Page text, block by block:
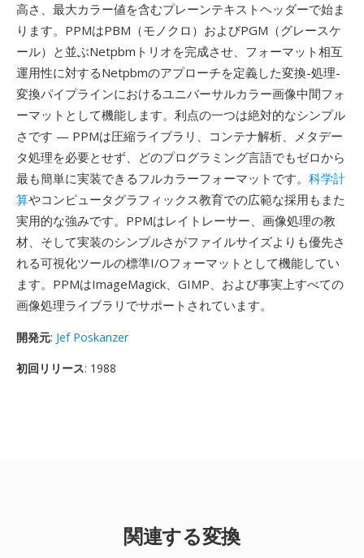
高さ、最大カラー値を含むプレーンテキストヘッダーで始ま
ります。PPMはPBM（モノクロ）およびPGM（グレースケ
ール）と並ぶNetpbmトリオを完成させ、フォーマット相互
運用性に対するNetpbmのアプローチを定義した変換-処理-
変換パイプラインにおけるユニバーサルカラー画像中間フォ
ーマットとして機能します。利点の一つは絶対的なシンプル
さです — PPMは圧縮ライブラリ、コンテナ解析、メタデー
タ処理を必要とせず、どのプログラミング言語でもゼロから
最も簡単に実装できるフルカラーフォーマットです。 科学計
算やコンピュータグラフィックス教育での広範な採用もまた
実用的な強みです。PPMはレイトレーサー、画像処理の教
材、そして実装のシンプルさがファイルサイズよりも優先さ
れる可視化ツールの標準I/Oフォーマットとして機能してい
ます。PPMはImageMagick、GIMP、および事実上すべての
画像処理ライブラリでサポートされています。
開発元: Jef Poskanzer
初回リリース: 1988
関連する変換